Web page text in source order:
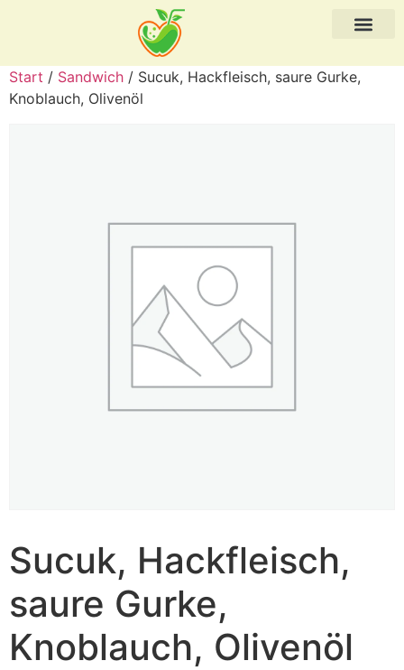
Start / Sandwich / Sucuk, Hackfleisch, saure Gurke,
Knoblauch, Olivenöl
Sucuk, Hackfleisch,
saure Gurke,
Knoblauch, Olivenöl